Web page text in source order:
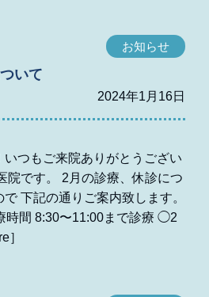
お知らせ
いて
2024年1月16日
つもご来院ありがとうござい
院です。 2月の診療、休診につ
下記の通りご案内致します。
間 8:30〜11:00まで診療 ◯2